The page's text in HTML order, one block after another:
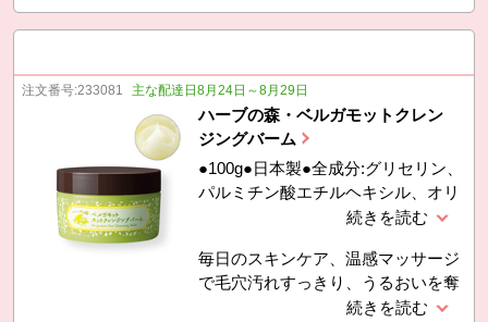
オレアノール酸、ユズ果実エキス、
注文番号:233081 主な配達日8月24日～8月29日
ハーブの森・ベルガモットクレン
ジングバーム
●100g●日本製●全成分:グリセリン、
パルミチン酸エチルヘキシル、オリ
ーブ果実油、ＰＥＧー３０水添ヒマ
ポリグリセリルー１０、ステアリン
酸グリセリル（ＳＥ）、ベルガモッ
ト果実油、ミツロウ、（ベヘン酸/エ
毎日のスキンケア、温感マッサージ
で毛穴汚れすっきり、うるおいを奪
いすぎない。W洗顔不要